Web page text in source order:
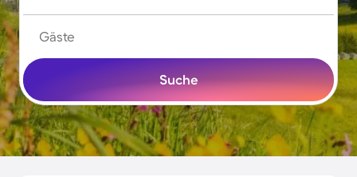
Gäste
Suche